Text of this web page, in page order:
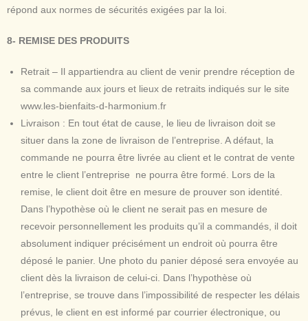
répond aux normes de sécurités exigées par la loi.
8- REMISE DES PRODUITS
Retrait – Il appartiendra au client de venir prendre réception de
sa commande aux jours et lieux de retraits indiqués sur le site
www.les-bienfaits-d-harmonium.fr
Livraison : En tout état de cause, le lieu de livraison doit se
situer dans la zone de livraison de l’entreprise. A défaut, la
commande ne pourra être livrée au client et le contrat de vente
entre le client l’entreprise ne pourra être formé. Lors de la
remise, le client doit être en mesure de prouver son identité.
Dans l’hypothèse où le client ne serait pas en mesure de
recevoir personnellement les produits qu’il a commandés, il doit
absolument indiquer précisément un endroit où pourra être
déposé le panier. Une photo du panier déposé sera envoyée au
client dès la livraison de celui-ci. Dans l’hypothèse où
l’entreprise, se trouve dans l’impossibilité de respecter les délais
prévus, le client en est informé par courrier électronique, ou